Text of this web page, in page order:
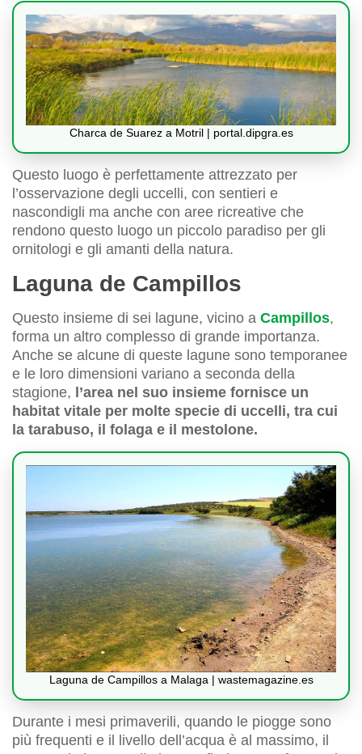
Charca de Suarez a Motril | portal.dipgra.es
Questo luogo è perfettamente attrezzato per
l’osservazione degli uccelli, con sentieri e
nascondigli ma anche con aree ricreative che
rendono questo luogo un piccolo paradiso per gli
ornitologi e gli amanti della natura.
Laguna de Campillos
Questo insieme di sei lagune, vicino a Campillos,
forma un altro complesso di grande importanza.
Anche se alcune di queste lagune sono temporanee
e le loro dimensioni variano a seconda della
stagione, l’area nel suo insieme fornisce un
habitat vitale per molte specie di uccelli, tra cui
la tarabuso, il folaga e il mestolone.
Laguna de Campillos a Malaga | wastemagazine.es
Durante i mesi primaverili, quando le piogge sono
più frequenti e il livello dell’acqua è al massimo, il